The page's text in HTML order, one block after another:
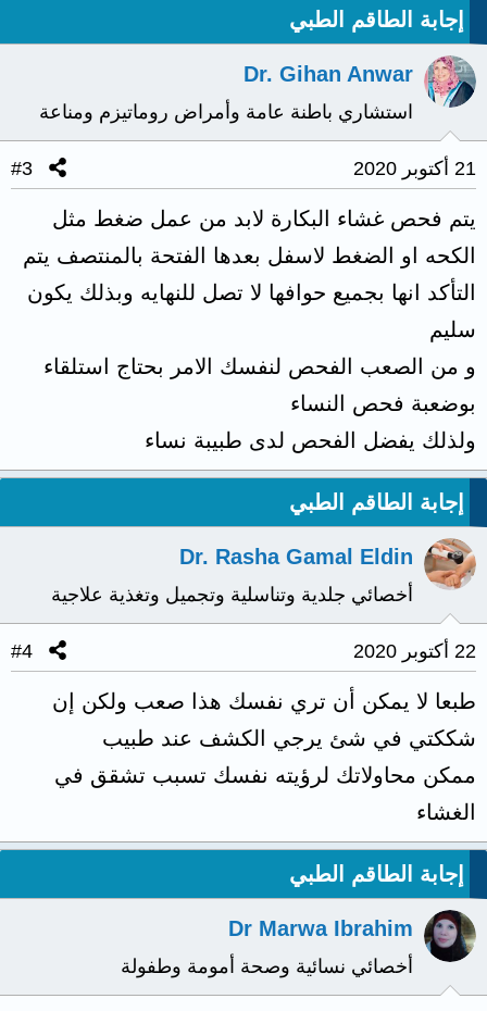
إجابة الطاقم الطبي
Dr. Gihan Anwar
استشاري باطنة عامة وأمراض روماتيزم ومناعة
21 أكتوبر 2020 #3
يتم فحص غشاء البكارة لابد من عمل ضغط مثل
الكحه او الضغط لاسفل بعدها الفتحة بالمنتصف يتم
التأكد انها بجميع حوافها لا تصل للنهايه وبذلك يكون
سليم
و من الصعب الفحص لنفسك الامر بحتاج استلقاء
بوضعبة فحص النساء
ولذلك يفضل الفحص لدى طبيبة نساء
إجابة الطاقم الطبي
Dr. Rasha Gamal Eldin
أخصائي جلدية وتناسلية وتجميل وتغذية علاجية
22 أكتوبر 2020 #4
طبعا لا يمكن أن تري نفسك هذا صعب ولكن إن
شككتي في شئ يرجي الكشف عند طبيب
ممكن محاولاتك لرؤيته نفسك تسبب تشقق في
الغشاء
إجابة الطاقم الطبي
Dr Marwa Ibrahim
أخصائي نسائية وصحة أمومة وطفولة